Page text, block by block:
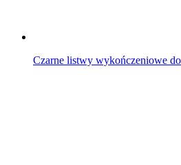
Czarne listwy wykończeniowe do